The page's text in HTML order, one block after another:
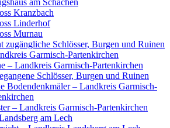
am Schachen
Kranzbach
Linderhof
Murnau
zugängliche Schlösser, Burgen und Ruinen
Garmisch-Partenkirchen
– Landkreis Garmisch-Partenkirchen
Schlösser, Burgen und Ruinen
Bodendenkmäler – Landkreis Garmisch-
– Landkreis Garmisch-Partenkirchen
am Lech